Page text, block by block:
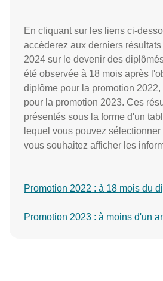
En cliquant sur les liens ci-
accéderez aux derniers
2024 sur le devenir des
été observée à 18 mois après
diplôme pour la promotion
pour la promotion 2023. Ces
présentés sous la forme d'un
lequel vous pouvez
vous souhaitez afficher les
Promotion 2022 : à 18 mois du
Promotion 2023 : à moins d'un